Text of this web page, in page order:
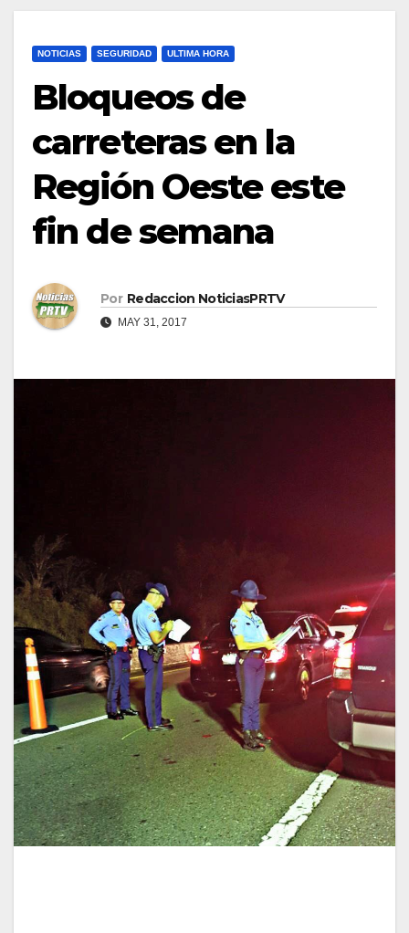
NOTICIAS SEGURIDAD ULTIMA HORA
Bloqueos de
carreteras en la
Región Oeste este
fin de semana
Por Redaccion NoticiasPRTV
MAY 31, 2017